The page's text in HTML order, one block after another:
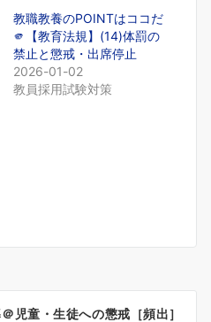
教職教養のPOINTはココだ
🫵【教育法規】(14)体罰の
禁止と懲戒・出席停止
2026-01-02
教員採用試験対策
児童・生徒への懲戒［頻出］